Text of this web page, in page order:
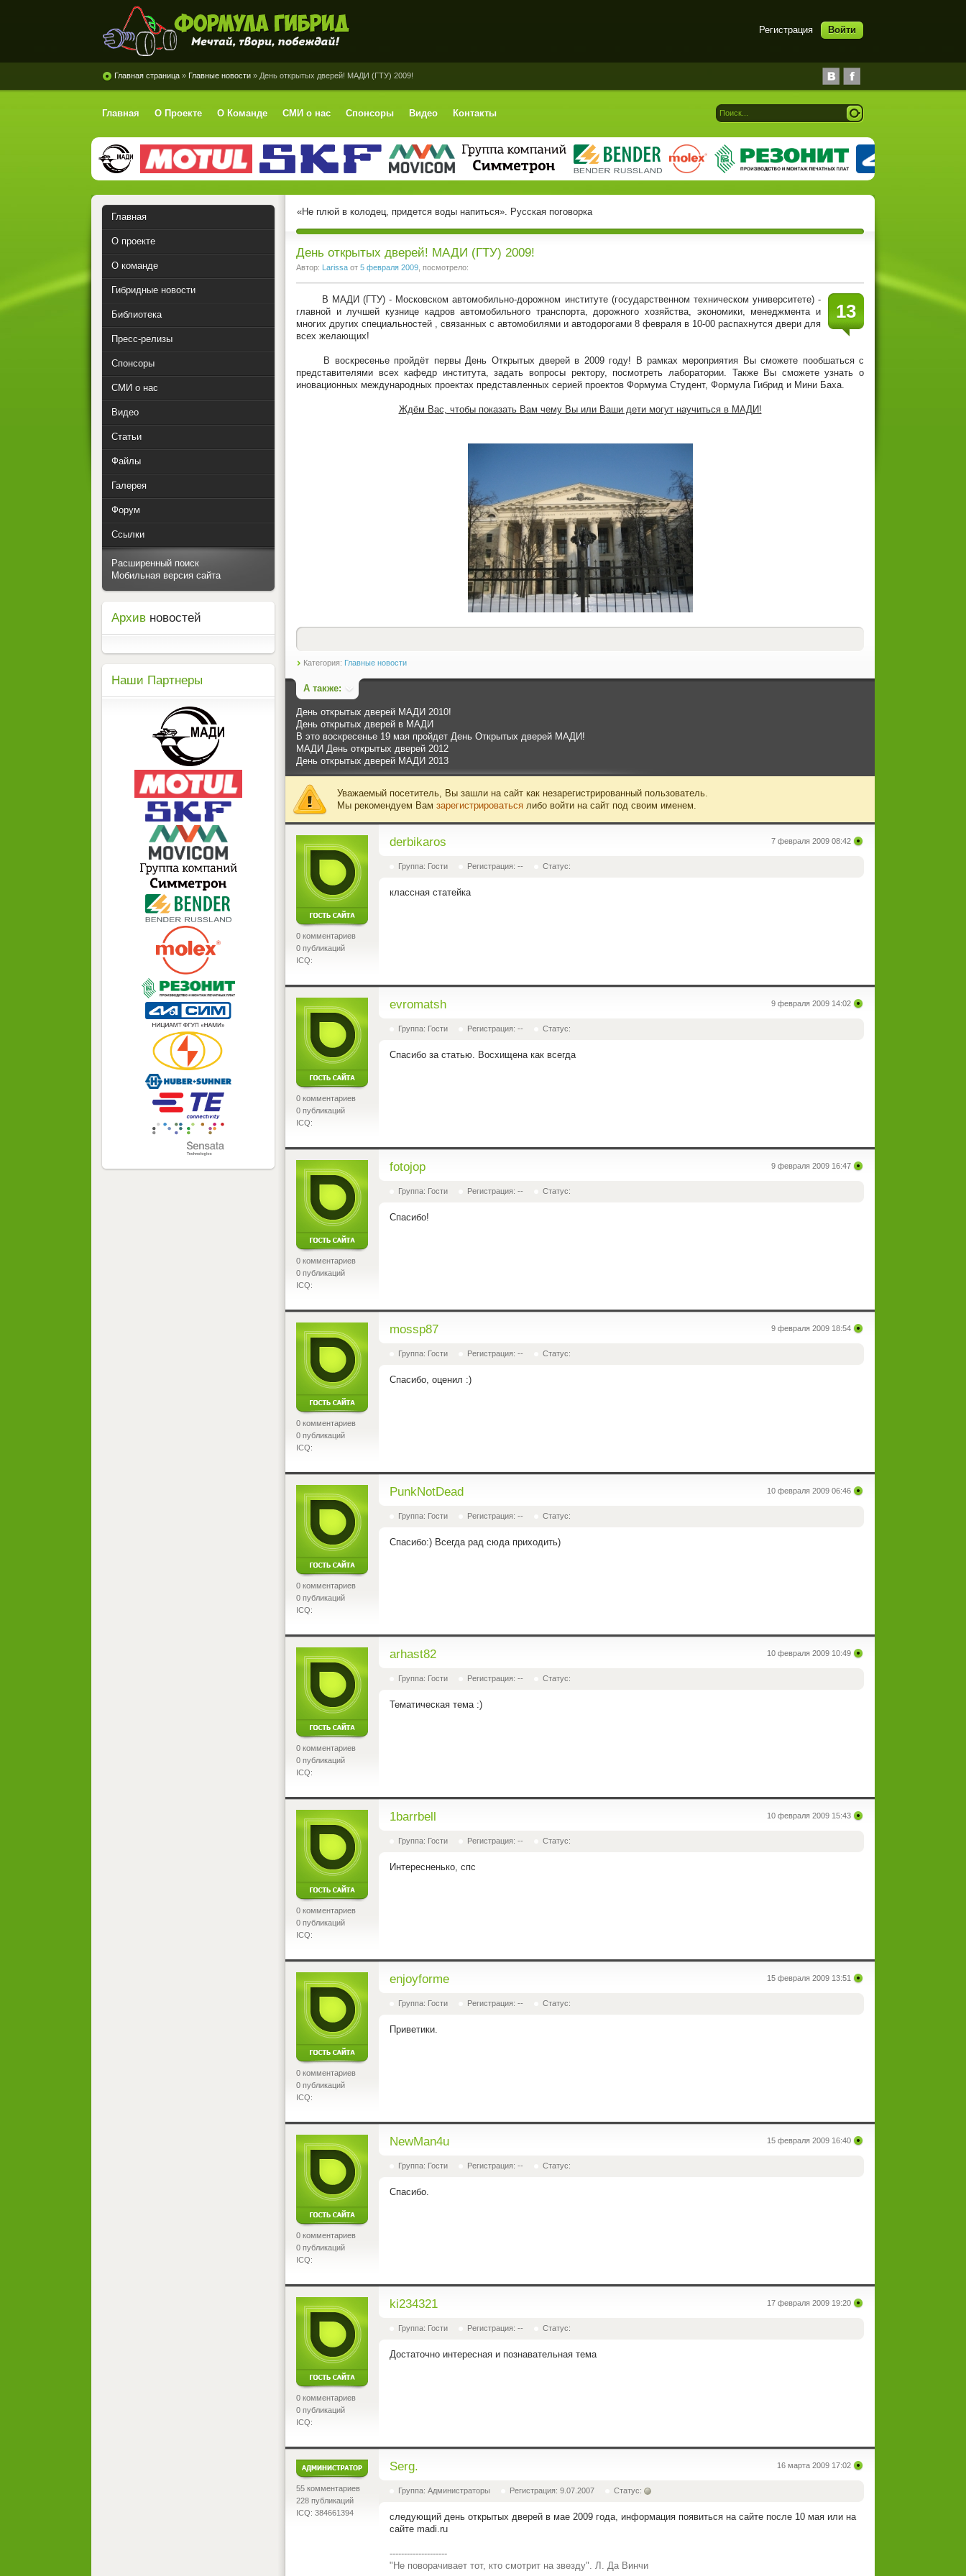
Формула Гибрид
Регистрация Войти
Главная страница » Главные новости » День открытых дверей! МАДИ (ГТУ) 2009!
Главная О Проекте О Команде СМИ о нас Спонсоры Видео Контакты
«Не плюй в колодец, придется воды напиться». Русская поговорка
День открытых дверей! МАДИ (ГТУ) 2009!
Автор: Larissa от 5 февраля 2009 , посмотрело:
13
В МАДИ (ГТУ) - Московском автомобильно-дорожном институте (государственном техническом университете) -
главной и лучшей кузнице кадров автомобильного транспорта, дорожного хозяйства, экономики, менеджмента и
многих других специальностей , связанных с автомобилями и автодорогами 8 февраля в 10-00 распахнутся двери для
всех желающих!
В воскресенье пройдёт первы День Открытых дверей в 2009 году! В рамках мероприятия Вы сможете пообшаться с
представителями всех кафедр института, задать вопросы ректору, посмотреть лаборатории. Также Вы сможете узнать о
иновационных международных проектах представленных серией проектов Формума Студент, Формула Гибрид и Мини Баха.
Ждём Вас, чтобы показать Вам чему Вы или Ваши дети могут научиться в МАДИ!
Категория: Главные новости
А также:
День открытых дверей МАДИ 2010!
День открытых дверей в МАДИ
В это воскресенье 19 мая пройдет День Открытых дверей МАДИ!
МАДИ День открытых дверей 2012
День открытых дверей МАДИ 2013
Уважаемый посетитель, Вы зашли на сайт как незарегистрированный пользователь.
Мы рекомендуем Вам зарегистрироваться либо войти на сайт под своим именем.
0 комментариев
0 публикаций
ICQ:
7 февраля 2009 08:42
derbikaros
Группа: Гости Регистрация: -- Статус:
классная статейка
0 комментариев
0 публикаций
ICQ:
9 февраля 2009 14:02
evromatsh
Группа: Гости Регистрация: -- Статус:
Спасибо за статью. Восхищена как всегда
0 комментариев
0 публикаций
ICQ:
9 февраля 2009 16:47
fotojop
Группа: Гости Регистрация: -- Статус:
Спасибо!
0 комментариев
0 публикаций
ICQ:
9 февраля 2009 18:54
mossp87
Группа: Гости Регистрация: -- Статус:
Спасибо, оценил :)
0 комментариев
0 публикаций
ICQ:
10 февраля 2009 06:46
PunkNotDead
Группа: Гости Регистрация: -- Статус:
Спасибо:) Всегда рад сюда приходить)
0 комментариев
0 публикаций
ICQ:
10 февраля 2009 10:49
arhast82
Группа: Гости Регистрация: -- Статус:
Тематическая тема :)
0 комментариев
0 публикаций
ICQ:
10 февраля 2009 15:43
1barrbell
Группа: Гости Регистрация: -- Статус:
Интересненько, спс
0 комментариев
0 публикаций
ICQ:
15 февраля 2009 13:51
enjoyforme
Группа: Гости Регистрация: -- Статус:
Приветики.
0 комментариев
0 публикаций
ICQ:
15 февраля 2009 16:40
NewMan4u
Группа: Гости Регистрация: -- Статус:
Спасибо.
0 комментариев
0 публикаций
ICQ:
17 февраля 2009 19:20
ki234321
Группа: Гости Регистрация: -- Статус:
Достаточно интересная и познавательная тема
55 комментариев
228 публикаций
ICQ: 384661394
16 марта 2009 17:02
Serg.
Группа: Администраторы Регистрация: 9.07.2007 Статус:
следующий день открытых дверей в мае 2009 года, информация появиться на сайте после 10 мая или на
сайте madi.ru
--------------------
"Не поворачивает тот, кто смотрит на звезду". Л. Да Винчи
Главная
О проекте
О команде
Гибридные новости
Библиотека
Пресс-релизы
Спонсоры
СМИ о нас
Видео
Статьи
Файлы
Галерея
Форум
Ссылки
Расширенный поиск
Мобильная версия сайта
Архив новостей
Наши Партнеры